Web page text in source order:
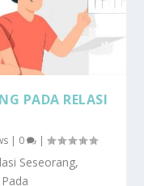
PADA RELASI
| 0 |
Seseorang,